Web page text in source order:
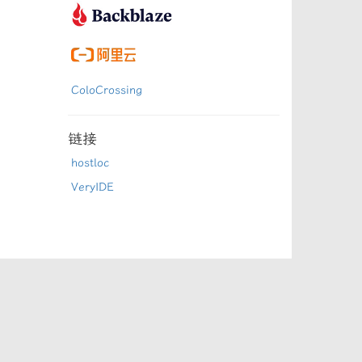
ColoCrossing
链接
hostloc
VeryIDE